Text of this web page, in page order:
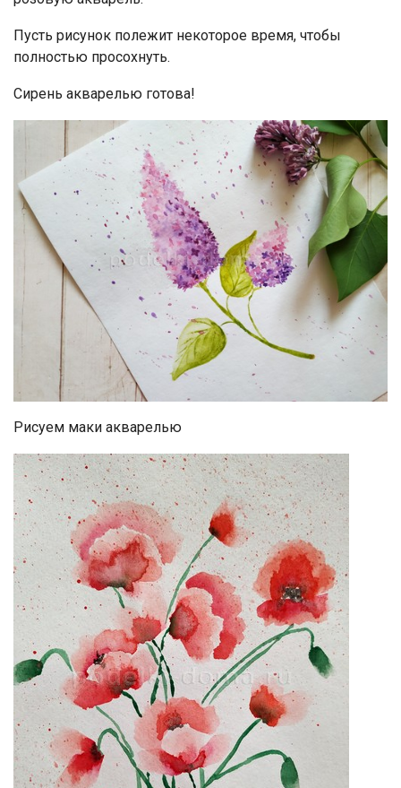
Пусть рисунок полежит некоторое время, чтобы
полностью просохнуть.
Сирень акварелью готова!
Рисуем маки акварелью